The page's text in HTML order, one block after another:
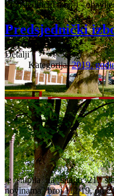
Predsjednički izbori -
Predsjednički
Detalji
Kategorija:2019.
je stupila na snagu 21.
novinama" broj 112/19, od